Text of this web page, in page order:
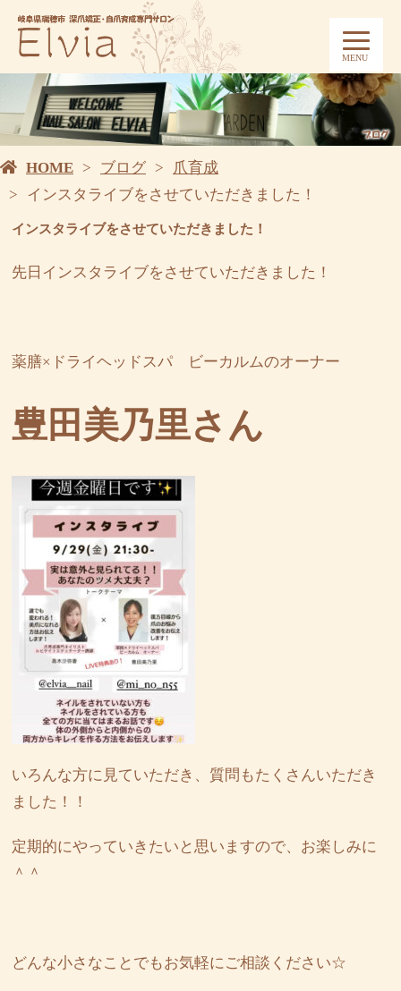
MENU
HOME ブログ
爪育成
インスタライブをさせていただきました！
インスタライブをさせていただきました！
先日インスタライブをさせていただきました！
薬膳×ドライヘッドスパ ビーカルムのオーナー
豊田美乃里さん
いろんな方に見ていただき、質問もたくさんいただき
ました！！
定期的にやっていきたいと思いますので、お楽しみに
＾＾
どんな小さなことでもお気軽にご相談ください☆